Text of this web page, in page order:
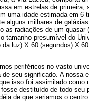
em estrelas de primeira,
uma idade estimada em 6
alguns milhares de
as radiações de um
tamanho presumível do
luz) X 60 (segundos) X
periféricos no vasto
seu significado. A nossa
isso foi assimilado
destituído de todo
de que seriamos o